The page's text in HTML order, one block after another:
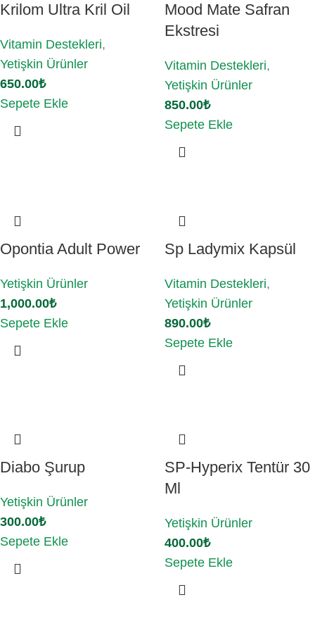
Krilom Ultra Kril Oil
Vitamin Destekleri,
Yetişkin Ürünler
650.00₺
Sepete Ekle
Mood Mate Safran
Ekstresi
Vitamin Destekleri,
Yetişkin Ürünler
850.00₺
Sepete Ekle
Opontia Adult Power
Yetişkin Ürünler
1,000.00₺
Sepete Ekle
Sp Ladymix Kapsül
Vitamin Destekleri,
Yetişkin Ürünler
890.00₺
Sepete Ekle
Diabo Şurup
Yetişkin Ürünler
300.00₺
Sepete Ekle
SP-Hyperix Tentür 30
Ml
Yetişkin Ürünler
400.00₺
Sepete Ekle